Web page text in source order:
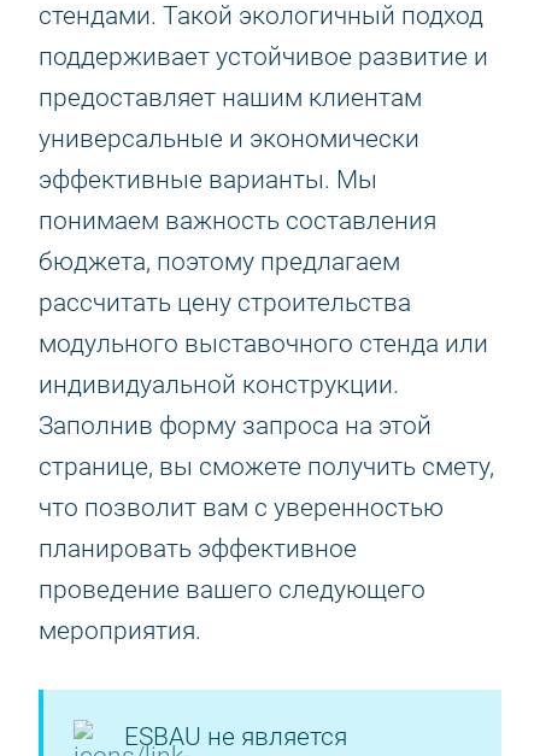
стендами. Такой экологичный подход
поддерживает устойчивое развитие и
предоставляет нашим клиентам
универсальные и экономически
эффективные варианты. Мы
понимаем важность составления
бюджета, поэтому предлагаем
рассчитать цену строительства
модульного выставочного стенда или
индивидуальной конструкции.
Заполнив форму запроса на этой
странице, вы сможете получить смету,
что позволит вам с уверенностью
планировать эффективное
проведение вашего следующего
мероприятия.
ESBAU не является